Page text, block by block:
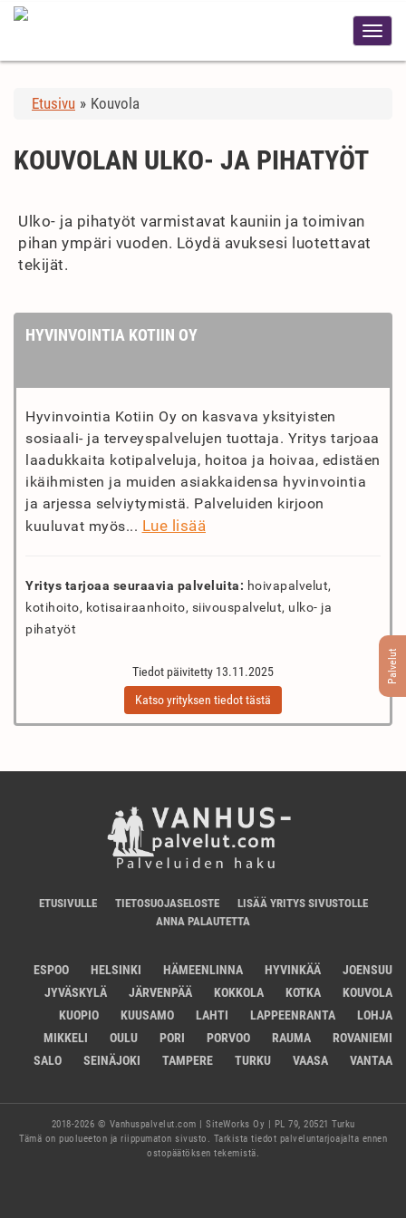
Etusivu » Kouvola
Palvelut
KOUVOLAN ULKO- JA PIHATYÖT
Ulko- ja pihatyöt varmistavat kauniin ja toimivan
pihan ympäri vuoden. Löydä avuksesi luotettavat
tekijät.
HYVINVOINTIA KOTIIN OY
Hyvinvointia Kotiin Oy on kasvava yksityisten
sosiaali- ja terveyspalvelujen tuottaja. Yritys tarjoaa
laadukkaita kotipalveluja, hoitoa ja hoivaa, edistäen
ikäihmisten ja muiden asiakkaidensa hyvinvointia
ja arjessa selviytymistä. Palveluiden kirjoon
kuuluvat myös... Lue lisää
Yritys tarjoaa seuraavia palveluita: hoivapalvelut,
kotihoito, kotisairaanhoito, siivouspalvelut, ulko- ja
pihatyöt
Tiedot päivitetty 13.11.2025
Katso yrityksen tiedot tästä
ETUSIVULLE TIETOSUOJASELOSTE
LISÄÄ YRITYS SIVUSTOLLE
ANNA PALAUTETTA
ESPOO HELSINKI HÄMEENLINNA HYVINKÄÄ
JOENSUU
JYVÄSKYLÄ
JÄRVENPÄÄ KOKKOLA KOTKA
KOUVOLA
KUOPIO
KUUSAMO LAHTI LAPPEENRANTA
LOHJA
MIKKELI
OULU PORI PORVOO RAUMA
ROVANIEMI
SALO
SEINÄJOKI TAMPERE TURKU VAASA VANTAA
2018-2026 © Vanhuspalvelut.com | SiteWorks Oy | PL 79, 20521 Turku
Tämä on puolueeton ja riippumaton sivusto. Tarkista tiedot palveluntarjoajalta ennen
ostopäätöksen tekemistä.